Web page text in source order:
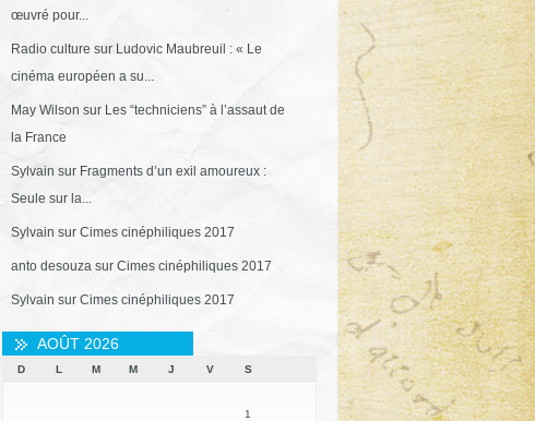
œuvré pour...
Radio culture sur Ludovic Maubreuil : « Le
cinéma européen a su...
May Wilson sur Les “techniciens” à l’assaut de
la France
Sylvain sur Fragments d’un exil amoureux :
Seule sur la...
Sylvain sur Cimes cinéphiliques 2017
anto desouzasur Cimes cinéphiliques 2017
Sylvain sur Cimes cinéphiliques 2017
AOÛT 2026
D L M M J V S
1